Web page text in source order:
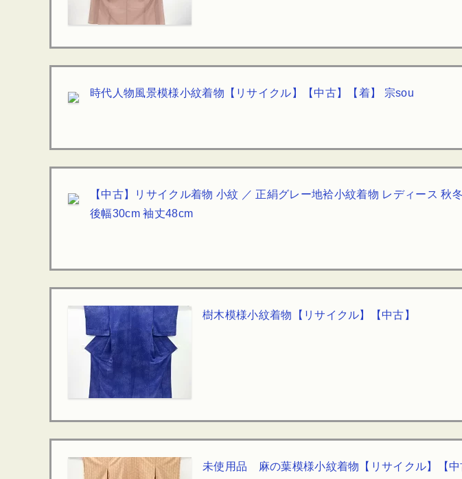
時代人物風景模様小紋着物【リサイクル】【中古】【着】 宗sou
【中古】リサイクル着物 小紋 ／ 正絹グレー地袷小紋着物 レディース
後幅30cm 袖丈48cm
樹木模様小紋着物【リサイクル】【中古】
未使用品 麻の葉模様小紋着物【リサイクル】【中